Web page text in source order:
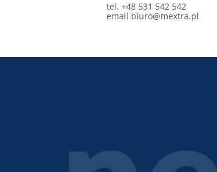
tel. +48 531 542 542
email biuro@mextra.pl